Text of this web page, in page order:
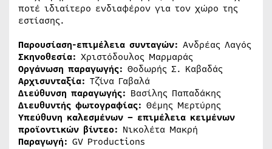
ποτέ ιδιαίτερο ενδιαφέρον για τον χώρο της
εστίασης.
Παρουσίαση-επιμέλεια συνταγών: Ανδρέας Λαγός
Σκηνοθεσία: Χριστόδουλος Μαρμαράς
Οργάνωση παραγωγής: Θοδωρής Σ. Καβαδάς
Αρχισυνταξία: Τζίνα Γαβαλά
Διεύθυνση παραγωγής: Βασίλης Παπαδάκης
Διευθυντής φωτογραφίας: Θέμης Μερτύρης
Υπεύθυνη καλεσμένων – επιμέλεια κειμένων
προϊοντικών βίντεο: Νικολέτα Μακρή
Παραγωγή: GV Productions